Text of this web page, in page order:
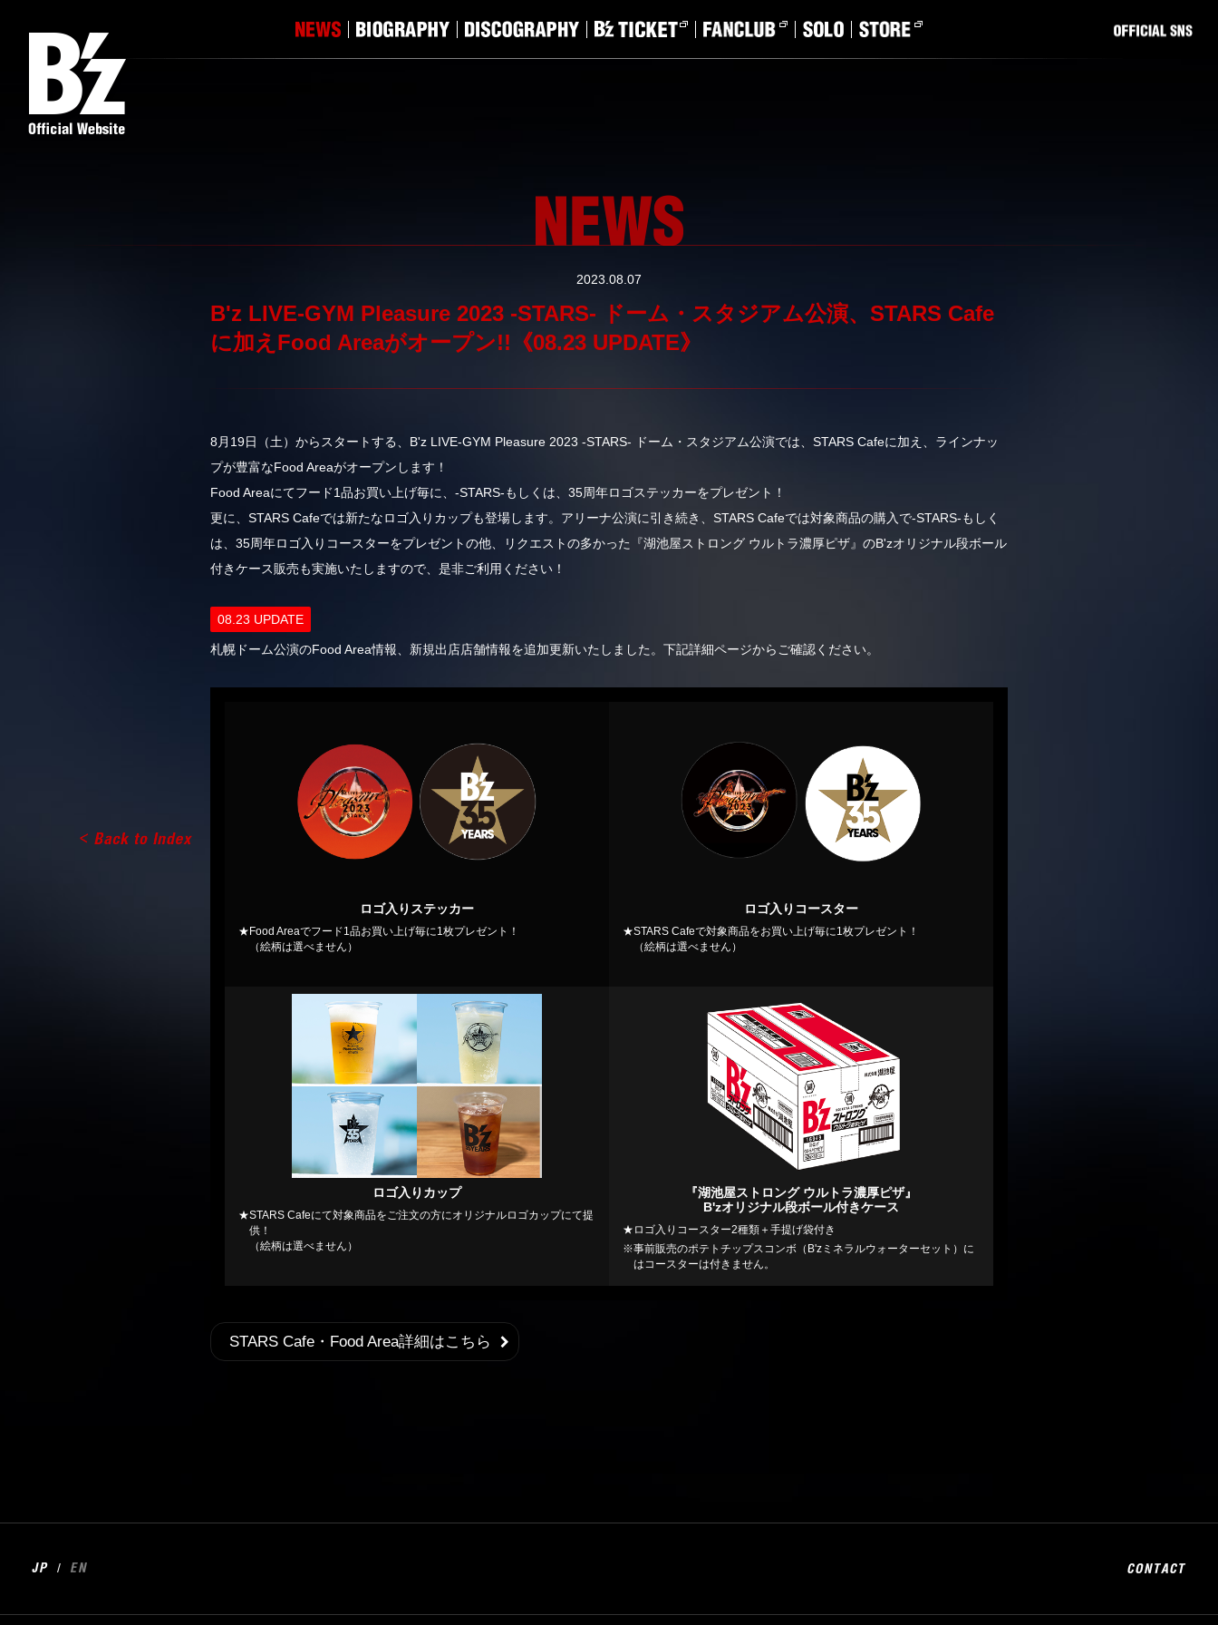
2023.08.07
B'z LIVE-GYM Pleasure 2023 -STARS- ドーム・スタジアム公演、STARS Cafe
に加えFood Areaがオープン!!《08.23 UPDATE》
8月19日（土）からスタートする、B'z LIVE-GYM Pleasure 2023 -STARS- ドーム・スタジアム公演では、STARS Cafeに加え、ラインナッ
プが豊富なFood Areaがオープンします！
Food Areaにてフード1品お買い上げ毎に、-STARS-もしくは、35周年ロゴステッカーをプレゼント！
更に、STARS Cafeでは新たなロゴ入りカップも登場します。アリーナ公演に引き続き、STARS Cafeでは対象商品の購入で-STARS-もしく
は、35周年ロゴ入りコースターをプレゼントの他、リクエストの多かった『湖池屋ストロング ウルトラ濃厚ピザ』のB'zオリジナル段ボール
付きケース販売も実施いたしますので、是非ご利用ください！
08.23 UPDATE
札幌ドーム公演のFood Area情報、新規出店店舗情報を追加更新いたしました。下記詳細ページからご確認ください。
ロゴ入りステッカー
★Food Areaでフード1品お買い上げ毎に1枚プレゼント！
（絵柄は選べません）
ロゴ入りコースター
★STARS Cafeで対象商品をお買い上げ毎に1枚プレゼント！
（絵柄は選べません）
ロゴ入りカップ
★STARS Cafeにて対象商品をご注文の方にオリジナルロゴカップにて提
供！
（絵柄は選べません）
『湖池屋ストロング ウルトラ濃厚ピザ』
B'zオリジナル段ボール付きケース
★ロゴ入りコースター2種類＋手提げ袋付き
※事前販売のポテトチップスコンボ（B'zミネラルウォーターセット）に
はコースターは付きません。
STARS Cafe・Food Area詳細はこちら
/